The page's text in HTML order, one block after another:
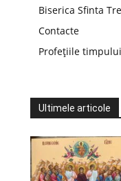
Biserica Sfinta
Contacte
Profețiile timpului
Ultimele articole